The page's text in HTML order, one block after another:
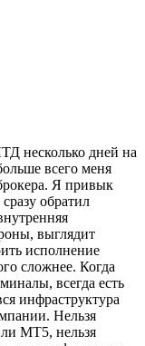
несколько дней на
всего меня
Я привык
обратил
выглядит
исполнение
сложнее. Когда
всегда есть
инфраструктура
Нельзя
MT5, нельзя